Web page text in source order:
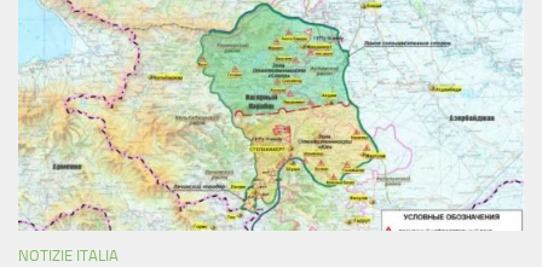
NOTIZIE ITALIA